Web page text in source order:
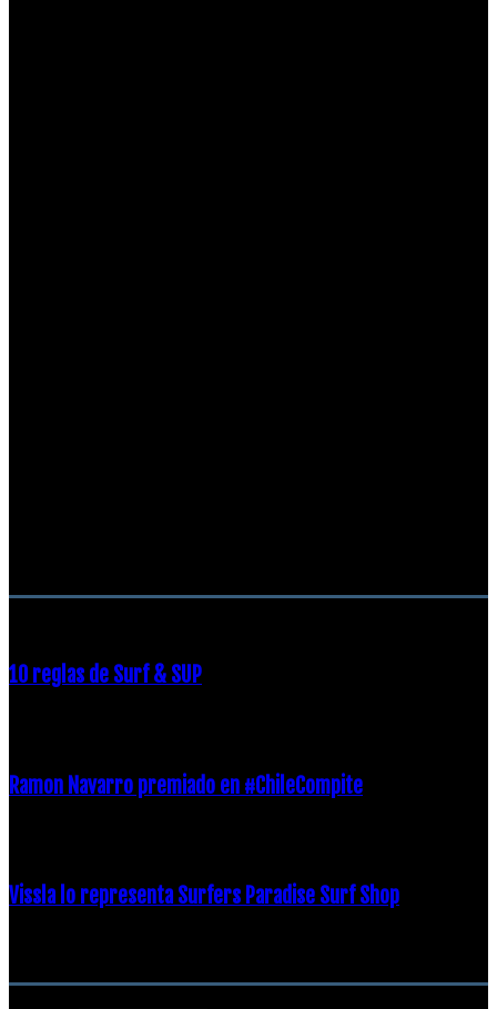
10 reglas de Surf & SUP
Ramon Navarro premiado en #ChileCompite
Vissla lo representa Surfers Paradise Surf Shop